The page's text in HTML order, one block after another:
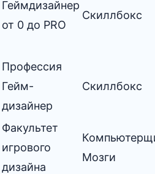
Геймдизайнер
от 0 до PRO
Скиллбокс
Профессия
Гейм-
дизайнер
Скиллбокс
Факультет
игрового
дизайна
Мозги